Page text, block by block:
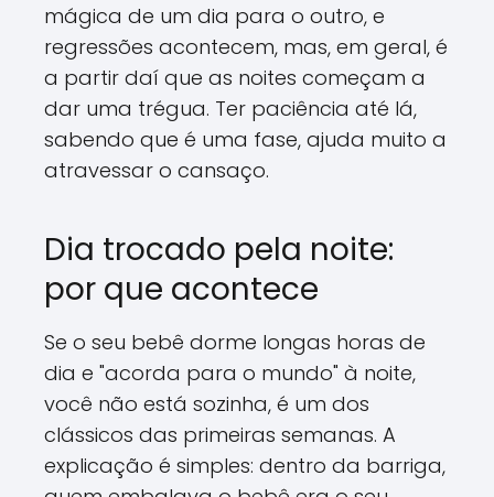
mágica de um dia para o outro, e
regressões acontecem, mas, em geral, é
a partir daí que as noites começam a
dar uma trégua. Ter paciência até lá,
sabendo que é uma fase, ajuda muito a
atravessar o cansaço.
Dia trocado pela noite:
por que acontece
Se o seu bebê dorme longas horas de
dia e "acorda para o mundo" à noite,
você não está sozinha, é um dos
clássicos das primeiras semanas. A
explicação é simples: dentro da barriga,